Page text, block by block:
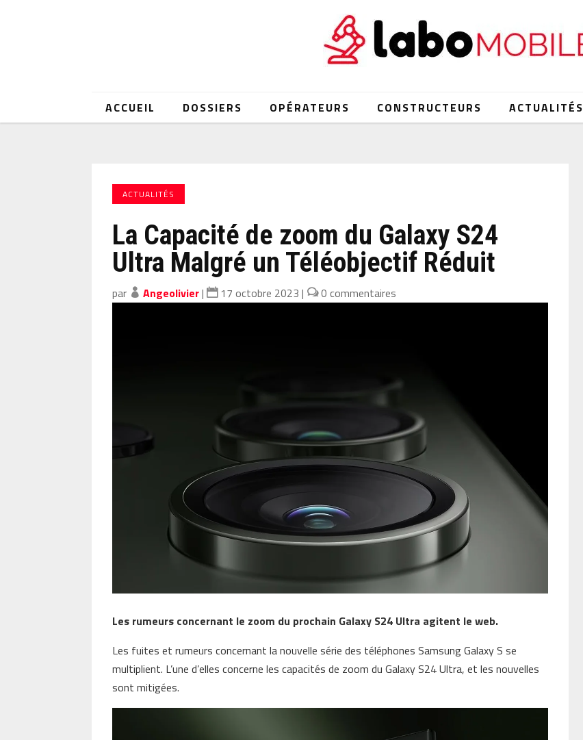
ACCUEIL DOSSIERS OPÉRATEURS CONSTRUCTEURS ACTUALITÉS
ACTUALITÉS
La Capacité de zoom du Galaxy S24
Ultra Malgré un Téléobjectif Réduit
par Angeolivier| 17 octobre 2023 | 0 commentaires
Les rumeurs concernant le zoom du prochain Galaxy S24 Ultra agitent le web.
Les fuites et rumeurs concernant la nouvelle série des téléphones Samsung Galaxy S se
multiplient. L’une d’elles concerne les capacités de zoom du Galaxy S24 Ultra, et les nouvelles
sont mitigées.